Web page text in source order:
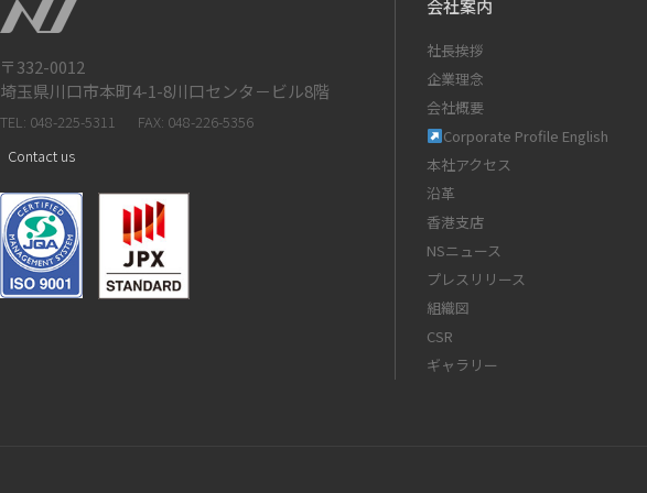
〒332-0012
埼玉県川口市本町4-1-8川口センタ－ビル8階
TEL: 048-225-5311
FAX: 048-226-5356
Contact us
会社案内
社長挨拶
企業理念
会社概要
Corporate Profile English
本社アクセス
沿革
香港支店
NSニュース
プレスリリース
組織図
CSR
ギャラリー